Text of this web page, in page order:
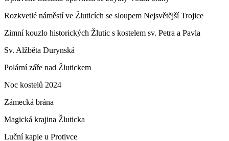
Rozkvetlé náměstí ve Žluticích se sloupem Nejsvětější Trojice
Zimní kouzlo historických Žlutic s kostelem sv. Petra a Pavla
Sv. Alžběta Durynská
Polární záře nad Žlutickem
Noc kostelů 2024
Zámecká brána
Magická krajina Žluticka
Luční kaple u Protivce